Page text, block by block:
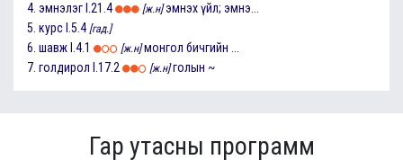
4. эмнэлэг I.21.4 [ж.н] эмнэх үйл; эмнэ...
5. курс I.5.4 [гад.]
6. шавж I.4.1 [ж.н] монгол бичгийн ...
7. голдирол I.17.2 [ж.н] голын ~
Гар утасны программ